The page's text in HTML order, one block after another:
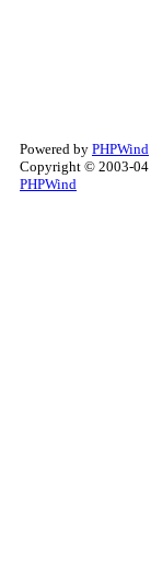
Powered by PHPWind
Copyright © 2003-04
PHPWind